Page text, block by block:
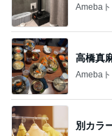
Ameba
高橋真
Ameba
別カラ